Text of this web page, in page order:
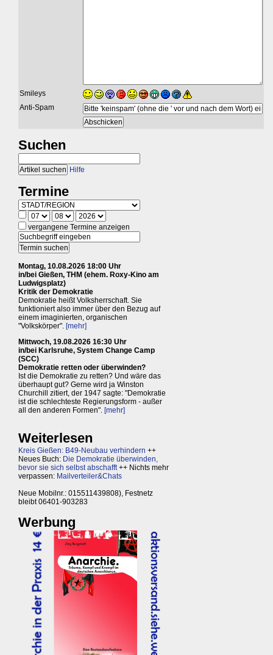
Smileys
Anti-Spam
Suchen
Hilfe
Termine
vergangene Termine anzeigen
Montag, 10.08.2026 18:00 Uhr
in/bei Gießen, THM (ehem. Roxy-Kino am
Ludwigsplatz)
Kritik der Demokratie
Demokratie heißt Volksherrschaft. Sie
funktioniert also immer über den Bezug auf
einem imaginierten, organischen
"Volkskörper". [mehr]
Mittwoch, 19.08.2026 16:30 Uhr
in/bei Karlsruhe, System Change Camp
(SCC)
Demokratie retten oder überwinden?
Ist die Demokratie zu retten? Und wäre das
überhaupt gut? Gerne wird ja Winston
Churchill zitiert, der 1947 sagte: "Demokratie
ist die schlechteste Regierungsform - außer
all den anderen Formen". [mehr]
Weiterlesen
Kreis Gießen: B49-Neubau verhindern ++
Neues Buch: Die Demokratie überwinden,
bevor sie sich selbst abschafft++ Nichts mehr
verpassen: Mailverteiler&Chats
Neue Mobilnr.: 015511439808), Festnetz
bleibt 06401-903283
Werbung